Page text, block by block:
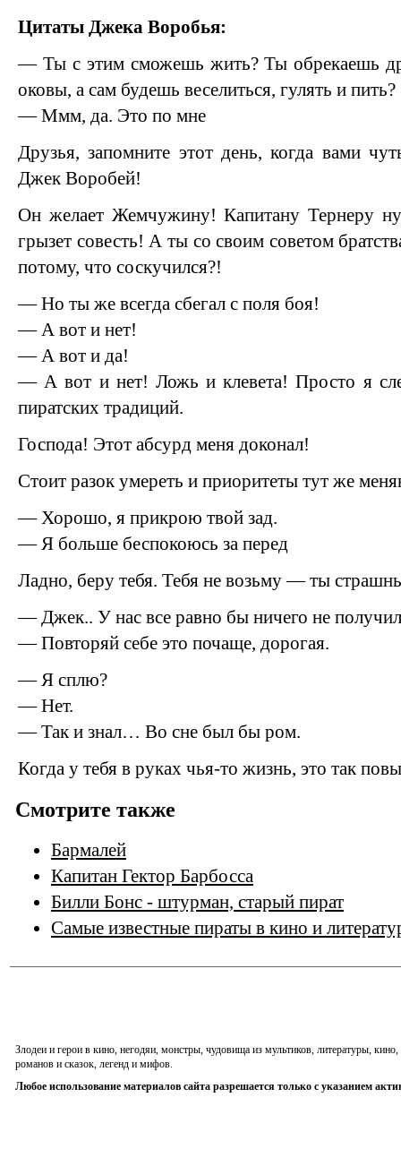
Цитаты Джека Воробья:
— Ты с этим сможешь жить? Ты обрекаешь
оковы, а сам будешь веселиться, гулять и пить?
— Ммм, да. Это по мне
Друзья, запомните этот день, когда вами
Джек Воробей!
Он желает Жемчужину! Капитану Тернеру
грызет совесть! А ты со своим советом
потому, что соскучился?!
— Но ты же всегда сбегал с поля боя!
— А вот и нет!
— А вот и да!
— А вот и нет! Ложь и клевета! Просто я
пиратских традиций.
Господа! Этот абсурд меня доконал!
Стоит разок умереть и приоритеты тут же
— Хорошо, я прикрою твой зад.
— Я больше беспокоюсь за перед
Ладно, беру тебя. Тебя не возьму — ты
— Джек.. У нас все равно бы ничего не
— Повторяй себе это почаще, дорогая.
— Я сплю?
— Нет.
— Так и знал… Во сне был бы ром.
Когда у тебя в руках чья-то жизнь, это так
Смотрите также
Бармалей
Капитан Гектор Барбосса
Билли Бонс - штурман, старый пират
Самые известные пираты в кино и
Злодеи и герои в кино, негодяи, монстры, чудовища из мультиков, литературы,
романов и сказок, легенд и мифов.
Любое использование материалов сайта разрешается только с указанием